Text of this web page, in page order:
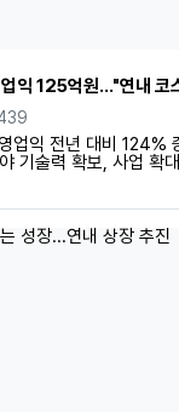
익 125억원…"연내 코
업익 전년 대비 124%
기술력 확보, 사업 확